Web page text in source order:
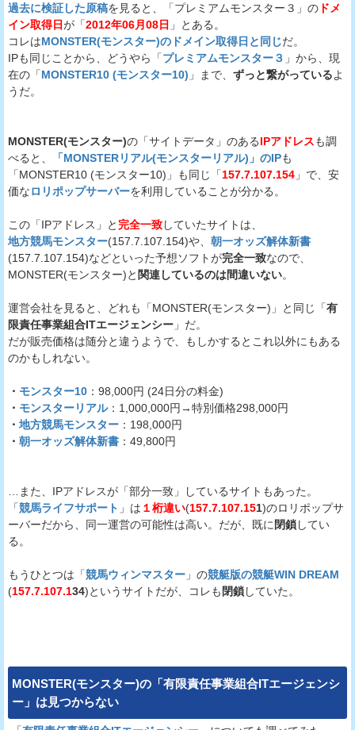
過去に検証した原稿を見ると、「プレミアムモンスター３」の ドメ
イン取得日が「2012年06月08日 」とある。
コレはMONSTER(モンスター)のドメイン取得日と同じだ。
IPも同じことから、どうやら「プレミアムモンスター３ 」から、現
在の「MONSTER10 (モンスター10) 」まで、 ずっと繋がっているよ
うだ。
MONSTER(モンスター)の「サイトデータ」のあるIPアドレスも調
べると、
「MONSTERリアル(モンスターリアル)」のIPも
「MONSTER10 (モンスター10)」も同じ「157.7.107.154 」で、安
価なロリポップサーバーを利用していることが分かる。
この「IPアドレス」と 完全一致していたサイトは、
地方競馬モンスター(157.7.107.154)や、 朝一オッズ解体新書
(157.7.107.154)などといった予想ソフトが完全一致なので、
MONSTER(モンスター)と 関連しているのは間違いない。
運営会社を見ると、どれも「MONSTER(モンスター)」と同じ「有
限責任事業組合ITエージェンシー 」だ。
だが販売価格は随分と違うようで、もしかするとこれ以外にもある
のかもしれない。
・ モンスター10 ：98,000円 (24日分の料金)
・ モンスターリアル：1,000,000円→特別価格298,000円
・ 地方競馬モンスター ：198,000円
・ 朝一オッズ解体新書 ：49,800円
…また、IPアドレスが「部分一致」しているサイトもあった。
「競馬ライフサポート 」は １桁違い(157.7.107.151)のロリポップサ
ーバーだから、同一運営の可能性は高い。だが、既に閉鎖してい
る。
もうひとつは「競馬ウィンマスター 」の競艇版の競艇WIN DREAM
(157.7.107.134)というサイトだが、コレも 閉鎖していた。
MONSTER(モンスター)の「有限責任事業組合ITエージェンシ
ー」は見つからない